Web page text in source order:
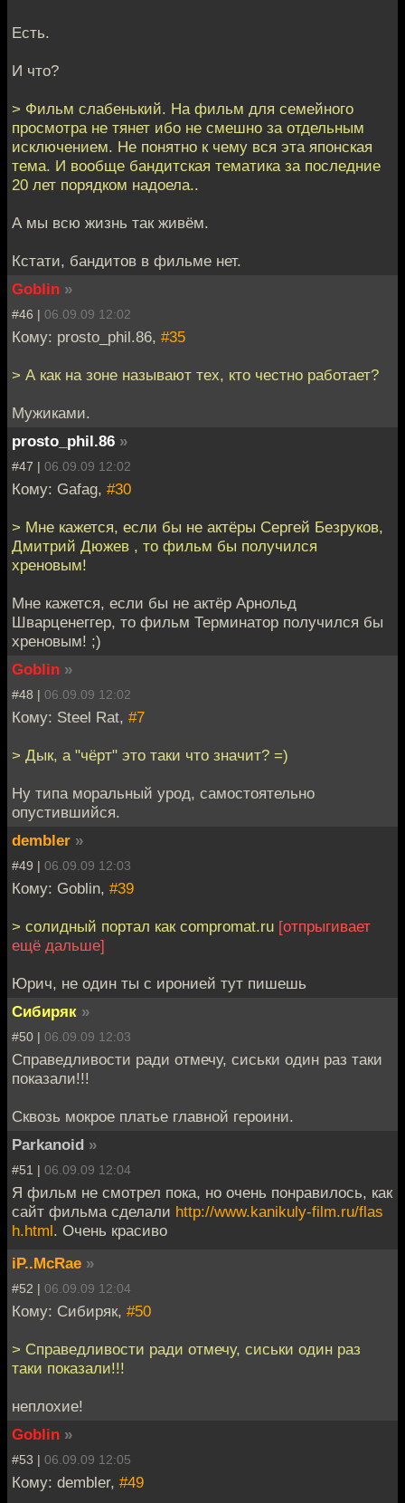
Есть.
И что?
> Фильм слабенький. На фильм для семейного
просмотра не тянет ибо не смешно за отдельным
исключением. Не понятно к чему вся эта японская
тема. И вообще бандитская тематика за последние
20 лет порядком надоела..
А мы всю жизнь так живём.
Кстати, бандитов в фильме нет.
Goblin »
#46 | 06.09.09 12:02
Кому: prosto_phil.86, #35
> А как на зоне называют тех, кто честно работает?
Мужиками.
prosto_phil.86 »
#47 | 06.09.09 12:02
Кому: Gafag, #30
> Мне кажется, если бы не актёры Сергей Безруков,
Дмитрий Дюжев , то фильм бы получился
хреновым!
Мне кажется, если бы не актёр Арнольд
Шварценеггер, то фильм Терминатор получился бы
хреновым! ;)
Goblin »
#48 | 06.09.09 12:02
Кому: Steel Rat, #7
> Дык, а "чёрт" это таки что значит? =)
Ну типа моральный урод, самостоятельно
опустившийся.
dembler »
#49 | 06.09.09 12:03
Кому: Goblin, #39
> солидный портал как compromat.ru [отпрыгивает
ещё дальше]
Юрич, не один ты с иронией тут пишешь
Сибиряк »
#50 | 06.09.09 12:03
Справедливости ради отмечу, сиськи один раз таки
показали!!!
Сквозь мокрое платье главной героини.
Parkanoid »
#51 | 06.09.09 12:04
Я фильм не смотрел пока, но очень понравилось, как
сайт фильма сделали http://www.kanikuly-film.ru/flas
h.html. Очень красиво
iP..McRae »
#52 | 06.09.09 12:04
Кому: Сибиряк, #50
> Справедливости ради отмечу, сиськи один раз
таки показали!!!
неплохие!
Goblin »
#53 | 06.09.09 12:05
Кому: dembler, #49